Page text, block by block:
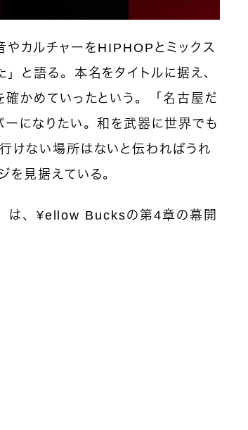
カルチャーをHIPHOPとミックス
と語る。本名をタイトルに据え、
かめていったという。「名古屋だ
になりたい。和を武器に世界でも
けない場所はないと伝わればうれ
を見据えている。
は、¥ellow Bucksの第4章の幕開